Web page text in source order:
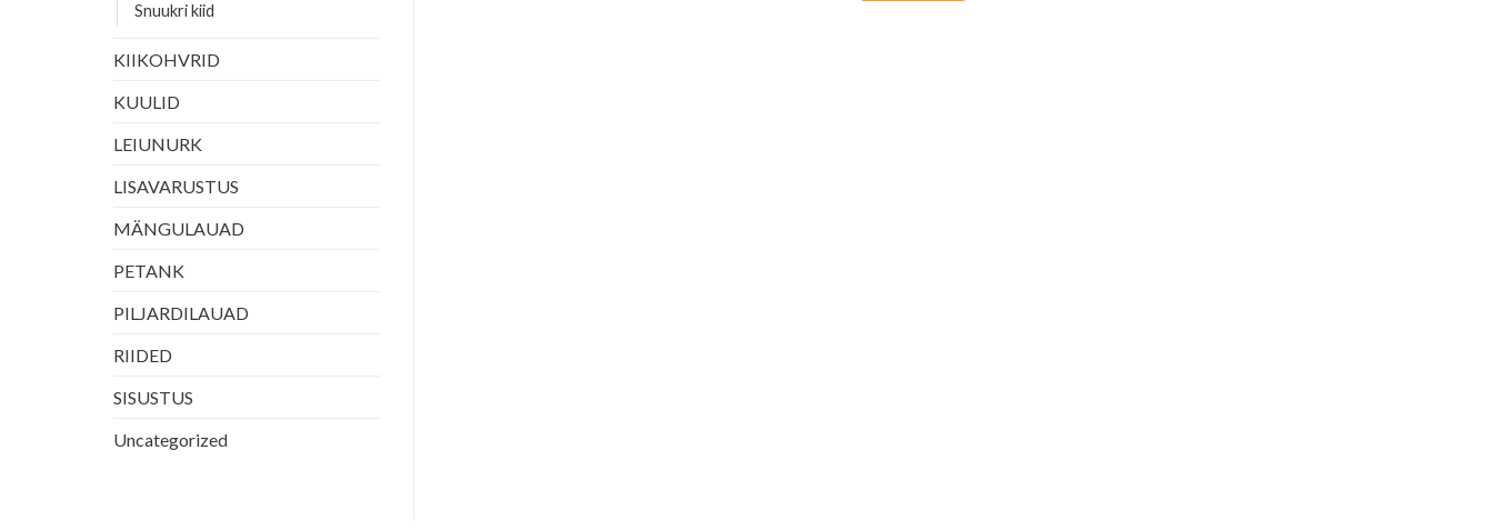
Snuukri kiid
KIIKOHVRID
KUULID
LEIUNURK
LISAVARUSTUS
MÄNGULAUAD
PETANK
PILJARDILAUAD
RIIDED
SISUSTUS
Uncategorized
Shaft 3/8×10
LISA KORVI